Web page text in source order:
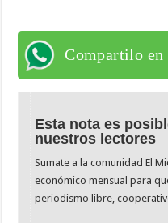
Compartilo en
Esta nota es
nuestros lectores
Sumate a la comunidad El
económico mensual para
periodismo libre,